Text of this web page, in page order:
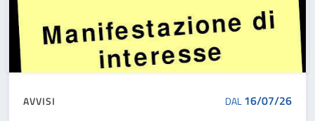
AVVISI DAL16/07/26